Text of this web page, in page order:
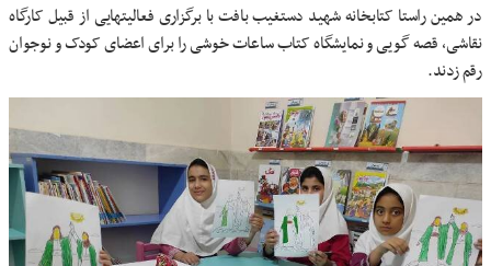
در همین راستا کتابخانه شهید دستغیب بافت با برگزاری فعالیتهایی از قبیل کارگاه
نقاشی، قصه گویی و نمایشگاه کتاب ساعات خوشی را برای اعضای کودک و نوجوان
رقم زدند.